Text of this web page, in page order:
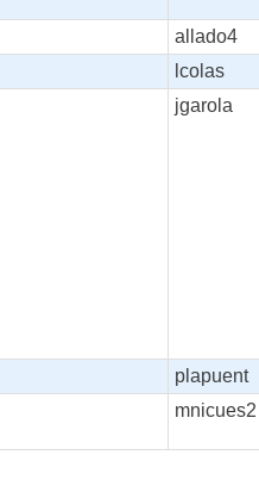
allado4
lcolas
jgarola
plapuent
mnicues2